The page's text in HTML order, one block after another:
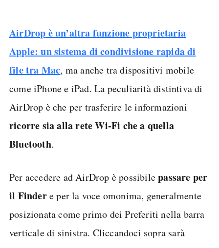
AirDrop è un’altra funzione proprietaria
Apple:un sistema di condivisione rapida di
file tra Mac, ma anche tra dispositivi mobile
come iPhone e iPad. La peculiarità distintiva di
AirDrop è che per trasferire le informazioni
ricorre sia alla rete Wi-Fi che a quella
Bluetooth.
Per accedere ad AirDrop è possibilepassare per
il Findere per la voce omonima, generalmente
posizionata come primo dei Preferiti nella barra
verticale di sinistra. Cliccandoci sopra sarà